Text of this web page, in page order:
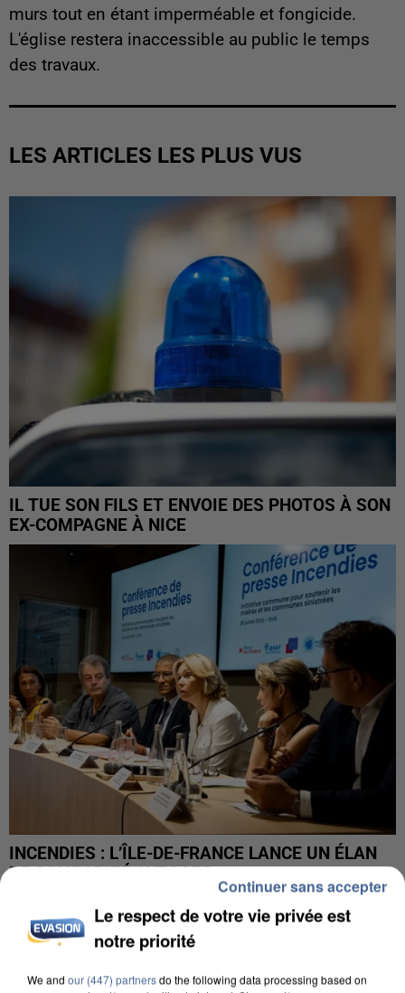
murs tout en étant imperméable et fongicide.
L'église restera inaccessible au public le temps
des travaux.
LES ARTICLES LES PLUS VUS
IL TUE SON FILS ET ENVOIE DES PHOTOS À SON
EX-COMPAGNE À NICE
INCENDIES : L’ÎLE-DE-FRANCE LANCE UN ÉLAN
DE SOLIDARITÉ AVEC LES...
Le respect de votre vie privée est
notre priorité
We and our (447) partnersdo the following data processing based on
Continuer sans accepter